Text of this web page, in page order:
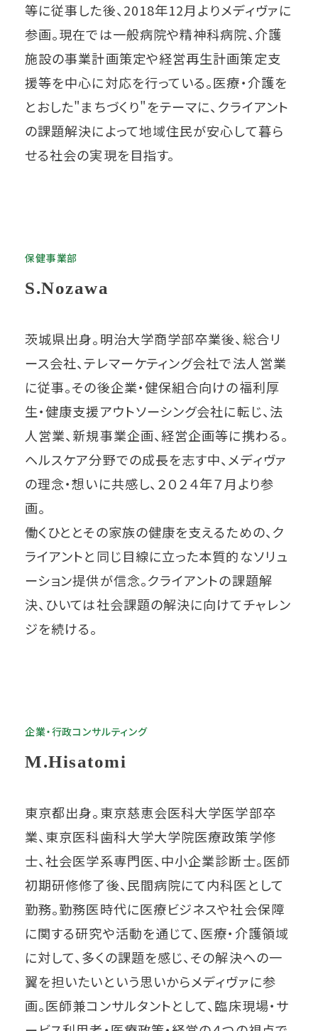
等に従事した後、2018年12月よりメディヴァに
参画。現在では一般病院や精神科病院、介護
施設の事業計画策定や経営再生計画策定支
援等を中心に対応を行っている。医療・介護を
とおした"まちづくり"をテーマに、クライアント
の課題解決によって地域住民が安心して暮ら
せる社会の実現を目指す。
保健事業部
S.Nozawa
茨城県出身。明治大学商学部卒業後、総合リ
ース会社、テレマーケティング会社で法人営業
に従事。その後企業・健保組合向けの福利厚
生・健康支援アウトソーシング会社に転じ、法
人営業、新規事業企画、経営企画等に携わる。
ヘルスケア分野での成長を志す中、メディヴァ
の理念・想いに共感し、２０２４年７月より参
画。
働くひととその家族の健康を支えるための、ク
ライアントと同じ目線に立った本質的なソリュ
ーション提供が信念。クライアントの課題解
決、ひいては社会課題の解決に向けてチャレン
ジを続ける。
企業・行政コンサルティング
M.Hisatomi
東京都出身。東京慈恵会医科大学医学部卒
業、東京医科歯科大学大学院医療政策学修
士、社会医学系専門医、中小企業診断士。医師
初期研修修了後、民間病院にて内科医として
勤務。勤務医時代に医療ビジネスや社会保障
に関する研究や活動を通じて、医療・介護領域
に対して、多くの課題を感じ、その解決への一
翼を担いたいという思いからメディヴァに参
画。医師兼コンサルタントとして、臨床現場・サ